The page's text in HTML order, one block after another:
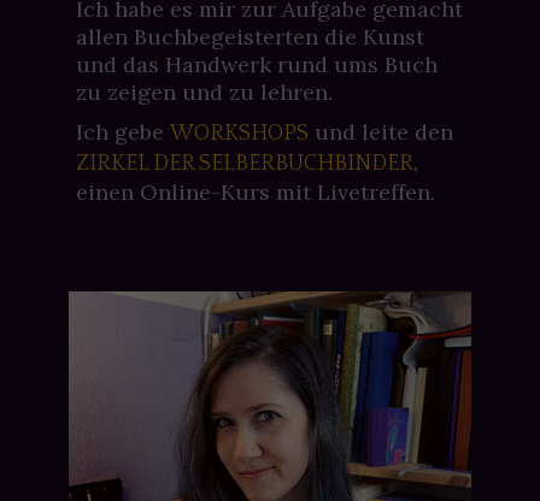
Ich habe es mir zur Aufgabe gemacht
allen Buchbegeisterten die Kunst
und das Handwerk rund ums Buch
zu zeigen und zu lehren.
Ich gebeWORKSHOPS und leite den
ZIRKEL DER SELBERBUCHBINDER,
einen Online-Kurs mit Livetreffen.